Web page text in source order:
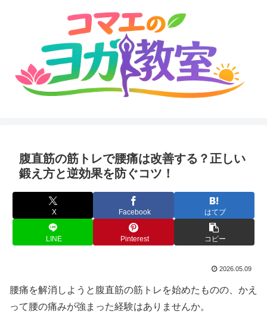
腹直筋の筋トレで腰痛は改善する？正しい
鍛え方と逆効果を防ぐコツ！
X Facebook はてブ
LINE Pinterest コピー
2026.05.09
腰痛を解消しようと腹直筋の筋トレを始めたものの、かえ
って腰の痛みが強まった経験はありませんか。